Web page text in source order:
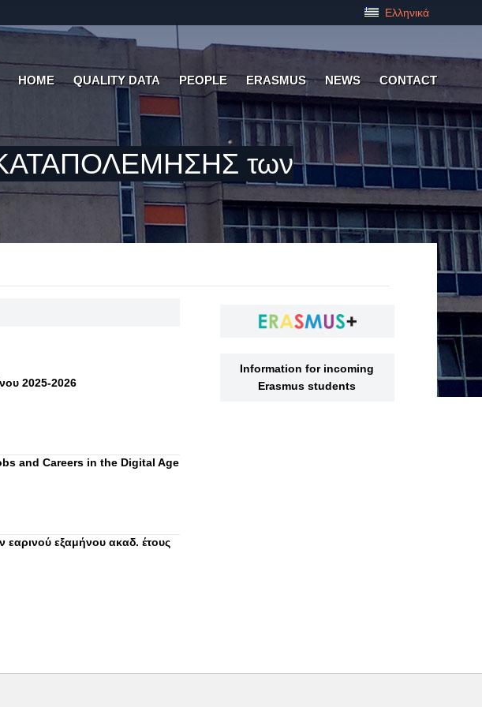
Ελληνικά
HOME QUALITY DATA PEOPLE ERASMUS NEWS CONTACT
των
2025-2026
and Careers in the Digital Age
εξαμήνου ακαδ. έτους
Information for incoming
Erasmus students